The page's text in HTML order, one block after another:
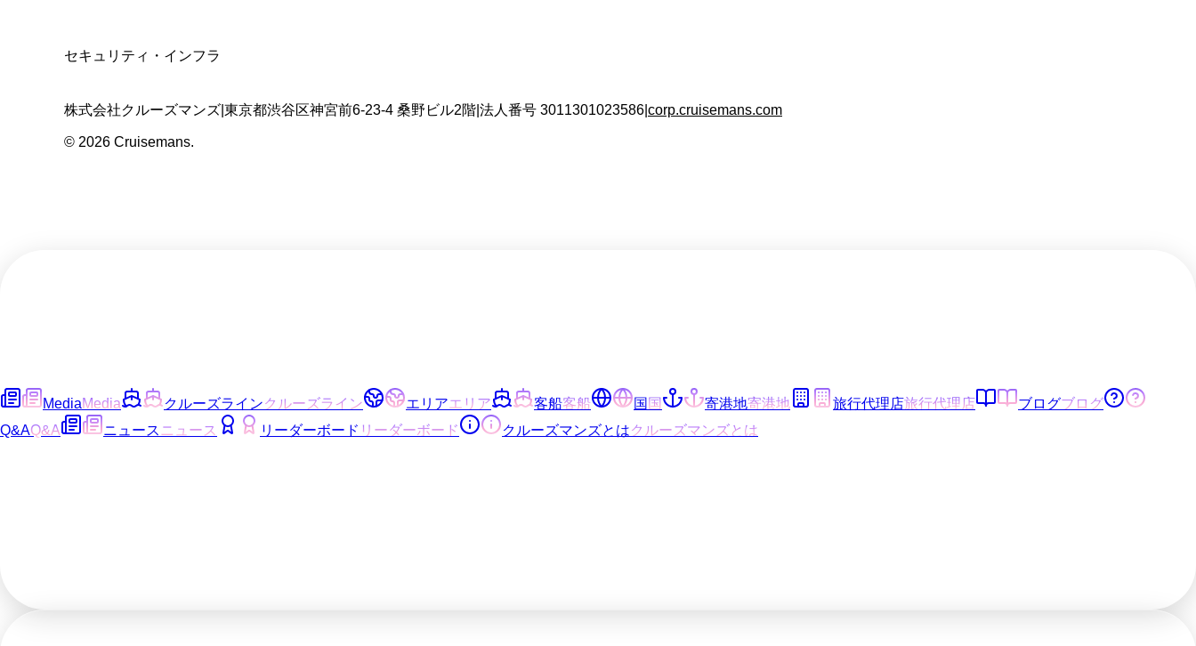
セキュリティ・インフラ
株式会社クルーズマンズ 東京都渋谷区神宮前6-23-4 桑野ビル2階 法人番号 3011301023586 corp.cruisemans.com
© 2026 Cruisemans.
MediaMedia クルーズラインクルーズライン エリアエリア 客船客船 国国 寄港地寄港地 旅行代理店旅行代理店 ブログブログ
Q&AQ&A ニュース ニュース リーダーボード リーダーボード クルーズマンズとはクルーズマンズとは